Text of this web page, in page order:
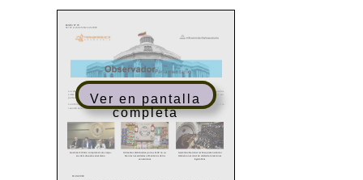
Ver en pantalla
completa